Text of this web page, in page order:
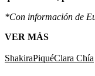
*Con información de
VER MÁS
ShakiraPiquéClara Chía